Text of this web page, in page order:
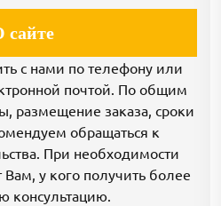
сайте
с нами по телефону или
почтой. По общим
размещение заказа, сроки
обращаться к
При необходимости
у кого получить более
консультацию.